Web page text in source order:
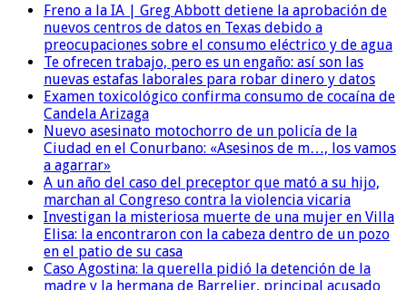
Freno a la IA | Greg Abbott detiene la aprobación de
nuevos centros de datos en Texas debido a
preocupaciones sobre el consumo eléctrico y de agua
Te ofrecen trabajo, pero es un engaño: así son las
nuevas estafas laborales para robar dinero y datos
Examen toxicológico confirma consumo de cocaína de
Candela Arizaga
Nuevo asesinato motochorro de un policía de la
Ciudad en el Conurbano: «Asesinos de m…, los vamos
a agarrar»
A un año del caso del preceptor que mató a su hijo,
marchan al Congreso contra la violencia vicaria
Investigan la misteriosa muerte de una mujer en Villa
Elisa: la encontraron con la cabeza dentro de un pozo
en el patio de su casa
Caso Agostina: la querella pidió la detención de la
madre y la hermana de Barrelier, principal acusado